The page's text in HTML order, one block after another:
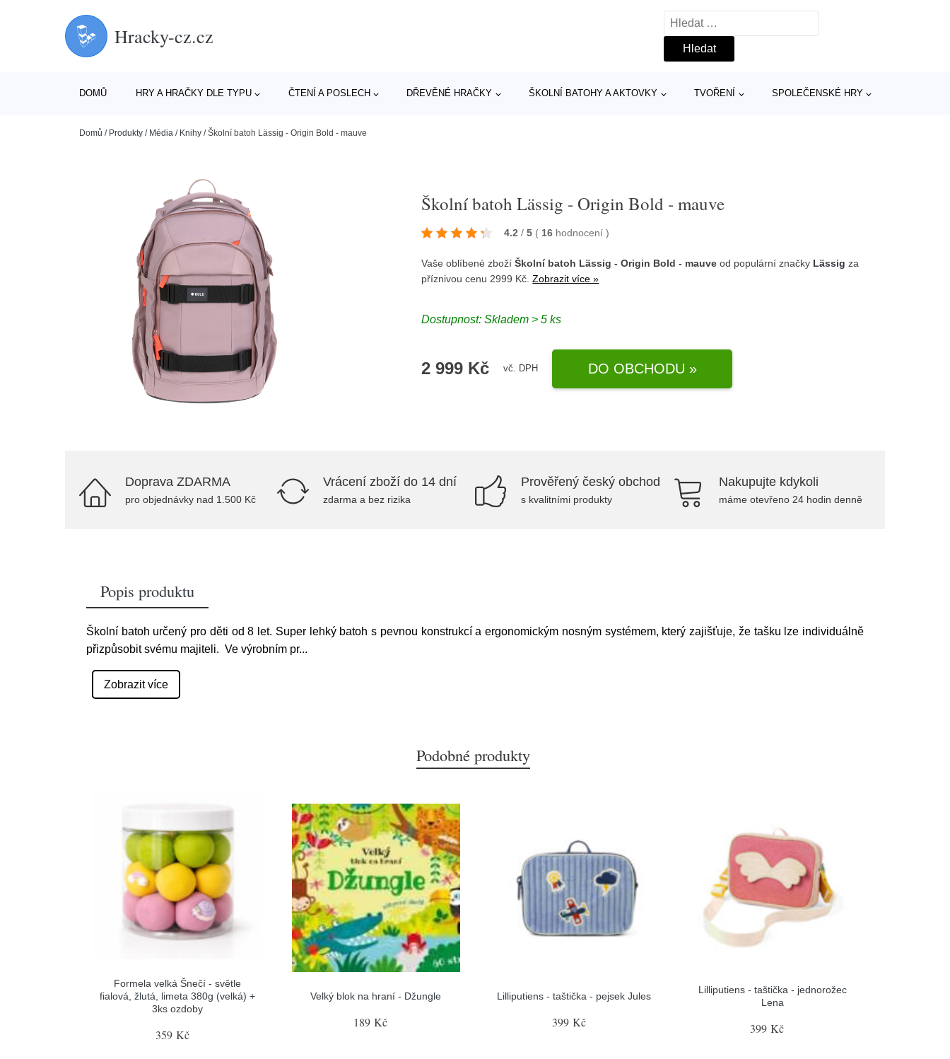
Hracky-cz.cz
Vyhledávání
DOMŮ HRY A HRAČKY DLE TYPU ČTENÍ A POSLECH DŘEVĚNÉ HRAČKY ŠKOLNÍ BATOHY A AKTOVKY TVOŘENÍ SPOLEČENSKÉ HRY
Domů / Produkty / Média / Knihy /Školní batoh Lässig - Origin Bold - mauve
Školní batoh Lässig - Origin Bold - mauve
4.2 / 5 ( 16 hodnocení)
Vaše oblíbené zbožíŠkolní batoh Lässig - Origin Bold - mauve od populární značky Lässig za
příznivou cenu 2999 Kč.Zobrazit více »
Dostupnost: Skladem > 5 ks
2 999 Kč vč. DPH DO OBCHODU »
Doprava ZDARMA
pro objednávky nad 1.500 Kč
Vrácení zboží do 14 dní
zdarma a bez rizika
Prověřený český obchod
s kvalitními produkty
Nakupujte kdykoli
máme otevřeno 24 hodin denně
Popis produktu
Školní batoh určený pro děti od 8 let. Super lehký batoh s pevnou konstrukcí a ergonomickým nosným systémem, který zajišťuje, že tašku lze individuálně
přizpůsobit svému majiteli. Ve výrobním pr...
Zobrazit více
Podobné produkty
Formela velká Šnečí - světle
fialová, žlutá, limeta 380g (velká) +
3ks ozdoby
359 Kč
Velký blok na hraní - Džungle
189 Kč
Lilliputiens - taštička - pejsek Jules
399 Kč
Lilliputiens - taštička - jednorožec
Lena
399 Kč